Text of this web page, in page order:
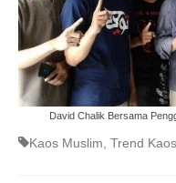
David Chalik Bersama
Kaos Muslim, Trend Kaos